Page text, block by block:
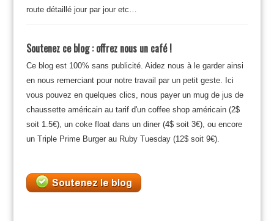
route détaillé jour par jour etc…
Soutenez ce blog : offrez nous un café !
Ce blog est 100% sans publicité. Aidez nous à le garder ainsi
en nous remerciant pour notre travail par un petit geste. Ici
vous pouvez en quelques clics, nous payer un mug de jus de
chaussette américain au tarif d'un coffee shop américain (2$
soit 1.5€), un coke float dans un diner (4$ soit 3€), ou encore
un Triple Prime Burger au Ruby Tuesday (12$ soit 9€).